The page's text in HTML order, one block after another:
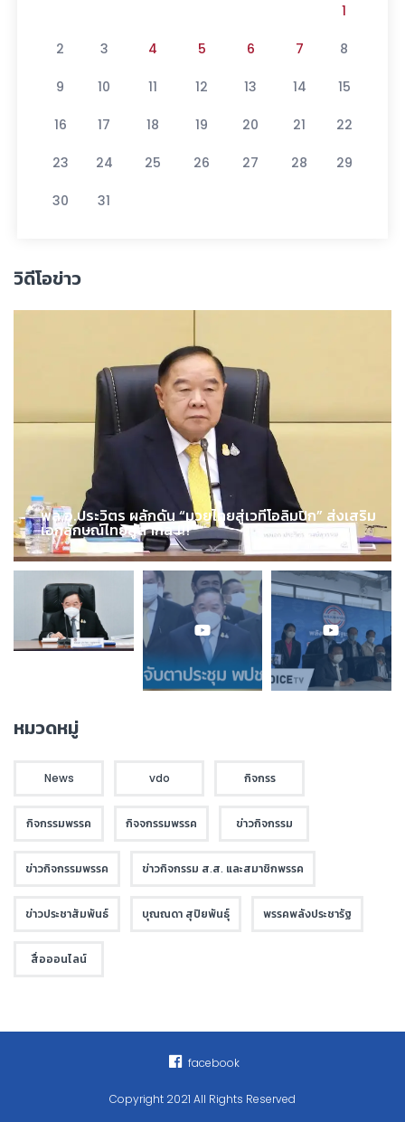
1
2 3 4 5 6 7 8
9 10 11 12 13 14 15
16 17 18 19 20 21 22
23 24 25 26 27 28 29
30 31
วิดีโอข่าว
พล.อ.ประวิตร ผลักดัน “มวยไทยสู่เวทีโอลิมปิก” ส่งเสริม
เอกลักษณ์ไทยสู่สากล !!!
หมวดหมู่
News vdo กิจกรร
กิจกรรมพรรค กิจจกรรมพรรค ข่าวกิจกรรม
ข่าวกิจกรรมพรรค ข่าวกิจกรรม ส.ส. และสมาชิกพรรค
ข่าวประชาสัมพันธ์ บุณณดา สุปิยพันธุ์ พรรคพลังประชารัฐ
สื่อออนไลน์
facebook
Copyright 2021 All Rights Reserved